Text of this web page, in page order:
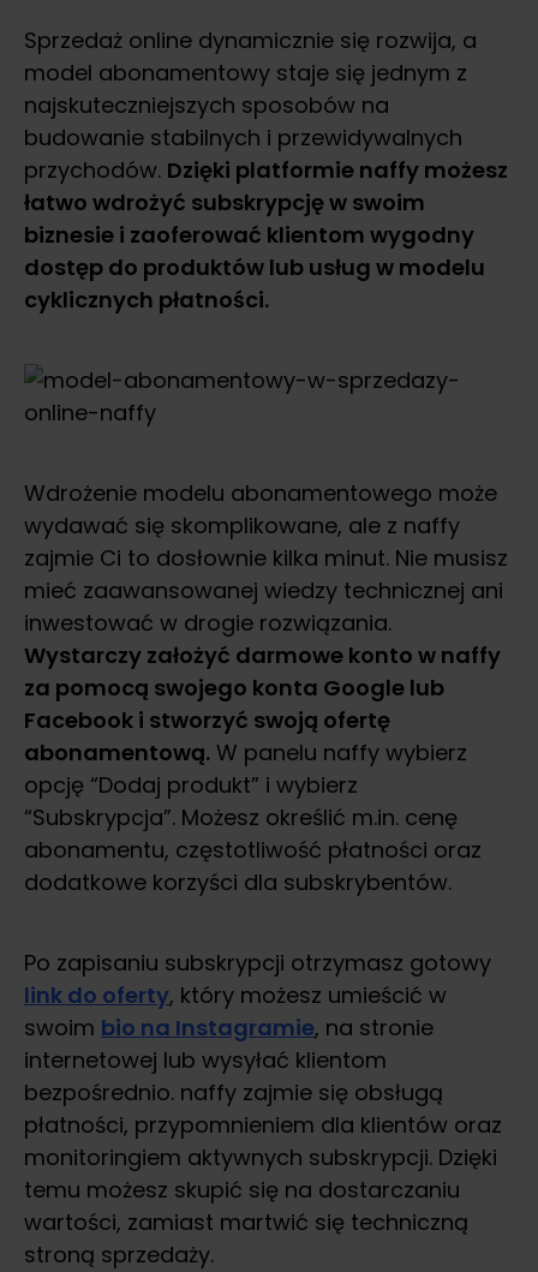
Sprzedaż online dynamicznie się rozwija, a
model abonamentowy staje się jednym z
najskuteczniejszych sposobów na
budowanie stabilnych i przewidywalnych
przychodów. Dzięki platformie naffy możesz
łatwo wdrożyć subskrypcję w swoim
biznesie i zaoferować klientom wygodny
dostęp do produktów lub usług w modelu
cyklicznych płatności.
Wdrożenie modelu abonamentowego może
wydawać się skomplikowane, ale z naffy
zajmie Ci to dosłownie kilka minut. Nie musisz
mieć zaawansowanej wiedzy technicznej ani
inwestować w drogie rozwiązania.
Wystarczy założyć darmowe konto w naffy
za pomocą swojego konta Google lub
Facebook i stworzyć swoją ofertę
abonamentową. W panelu naffy wybierz
opcję “Dodaj produkt” i wybierz
“Subskrypcja”. Możesz określić m.in. cenę
abonamentu, częstotliwość płatności oraz
dodatkowe korzyści dla subskrybentów.
Po zapisaniu subskrypcji otrzymasz gotowy
link do oferty, który możesz umieścić w
swoim bio na Instagramie, na stronie
internetowej lub wysyłać klientom
bezpośrednio. naffy zajmie się obsługą
płatności, przypomnieniem dla klientów oraz
monitoringiem aktywnych subskrypcji. Dzięki
temu możesz skupić się na dostarczaniu
wartości, zamiast martwić się techniczną
stroną sprzedaży.